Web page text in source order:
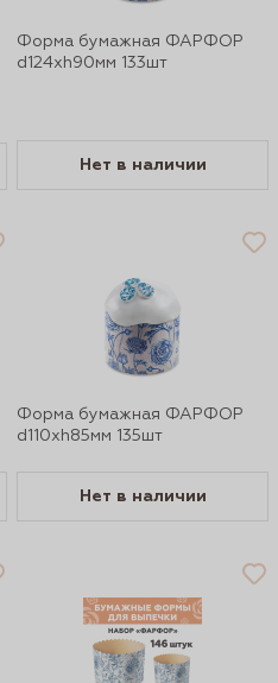
Форма бумажная ФАРФОР
d124xh90мм 133шт
Нет в наличии
Форма бумажная ФАРФОР
d110xh85мм 135шт
Нет в наличии